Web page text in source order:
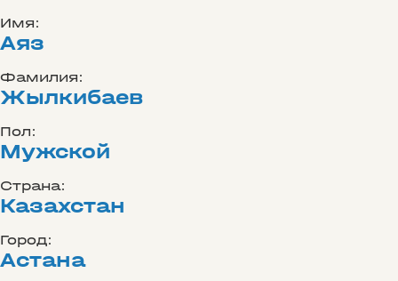
Имя:
Аяз
Фамилия:
Жылкибаев
Пол:
Мужской
Страна:
Казахстан
Город:
Астана